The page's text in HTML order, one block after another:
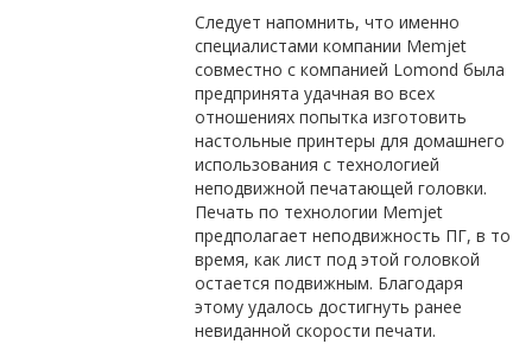
Следует напомнить, что именно
специалистами компании Memjet
совместно с компанией Lomond была
предпринята удачная во всех
отношениях попытка изготовить
настольные принтеры для домашнего
использования с технологией
неподвижной печатающей головки.
Печать по технологии Memjet
предполагает неподвижность ПГ, в то
время, как лист под этой головкой
остается подвижным. Благодаря
этому удалось достигнуть ранее
невиданной скорости печати.